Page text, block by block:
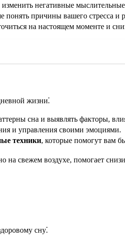
негативные
причины вашего стресса и
на настоящем моменте и
жизни⁚
сна и выявлять факторы,
и управления своими эмоциями.
техники, которые помогут вам
на свежем воздухе, помогает
сну⁚